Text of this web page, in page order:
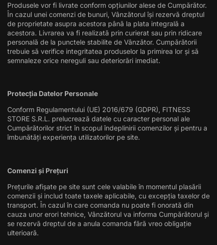
Produsele vor fi livrate conform opțiunilor alese de Cumpărător.
În cazul unei comenzi de bunuri, Vânzătorul își rezervă dreptul
de proprietate asupra acestora până la plata integrală a
acestora. Livrarea va fi realizată prin curierat sau prin ridicare
personală de la punctele stabilite de Vânzător. Cumpărătorii
trebuie să verifice integritatea produselor la primirea lor și să
semnaleze orice nereguli sau deteriorări imediat.
Protecția Datelor Personale
Conform Regulamentului (UE) 2016/679 (GDPR), FITNESS
STORE S.R.L. prelucrează datele cu caracter personal ale
Cumpărătorilor strict în scopul îndeplinirii comenzilor și pentru a
îmbunătăți experiența utilizatorilor pe site.
Comenzi și Prețuri
Prețurile afișate pe site sunt cele valabile în momentul plasării
comenzii și includ toate taxele aplicabile, cu excepția taxelor de
transport. În cazul în care comanda nu poate fi onorată din
cauza unor erori tehnice, Vânzătorul va informa Cumpărătorul și
se rezervă dreptul de a anula comanda fără vreo obligație
ulterioară.